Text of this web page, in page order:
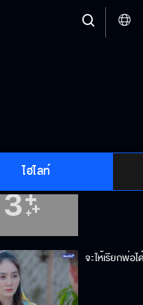
ไฮไลท์
ทำไมต้องใช้ค
จะให้เรียกพ่อไ